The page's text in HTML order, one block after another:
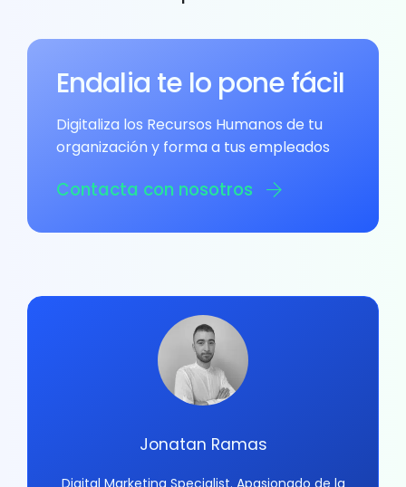
Endalia te lo pone fácil
Digitaliza los Recursos Humanos de tu
organización y forma a tus empleados
Contacta con nosotros
Jonatan Ramas
Digital Marketing Specialist. Apasionado de la